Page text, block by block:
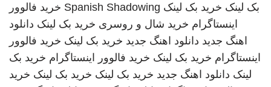
بک لینک خرید بک لینک Spanish Shadowing خرید فالوور
اینستاگرام خرید شال و روسری خرید بک لینک دانلود
اهنگ جدید دانلود اهنگ جدید خرید بک لینک خرید فالوور
اینستاگرام خرید بک لینک خرید فالوور اینستاگرام خرید بک
لینک دانلود اهنگ جدید خرید بک لینک خرید بک لینک خرید